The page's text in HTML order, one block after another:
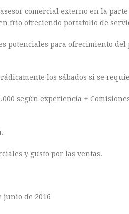
comercial externo en la
frio ofreciendo portafolio de
potenciales para ofrecimiento del
los sábados si se
según experiencia +
y gusto por las ventas.
junio de 2016